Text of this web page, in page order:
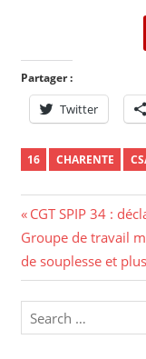
Partager :
Twitter
16 CHARENTE
CGT SPIP 34 :
Groupe de travail
de souplesse et